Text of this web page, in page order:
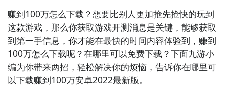
赚到100万怎么下载？想要比别人更加抢先抢快的玩到
这款游戏，那么你获取游戏开测消息是关键，能够获取
到第一手信息，你才能在最快的时间内容体验到，赚到
100万怎么下载呢？在哪里可以免费下载？下面九游小
编为你带来两招，轻松解决你的烦恼，告诉你在哪里可
以下载赚到100万安卓2022最新版。